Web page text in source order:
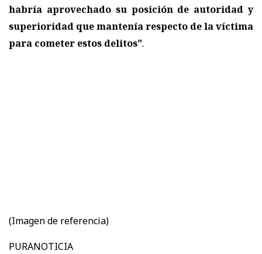
habría aprovechado su posición de autoridad y
superioridad que mantenía respecto de la víctima
para cometer estos delitos".
(Imagen de referencia)
PURANOTICIA